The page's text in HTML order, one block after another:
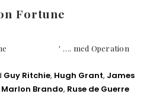
Fortune
' …. med Operation
Guy Ritchie, Hugh Grant, James
Marlon Brando, Ruse de Guerre